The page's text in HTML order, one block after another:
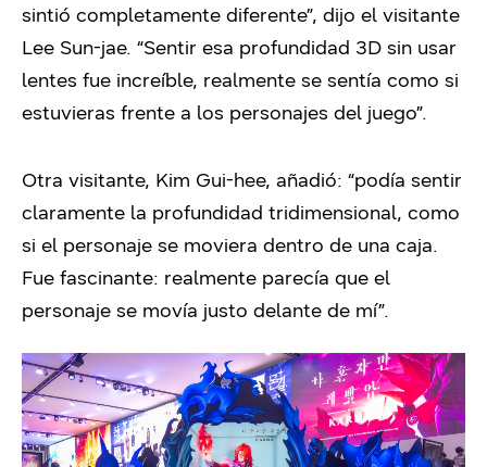
sintió completamente diferente”, dijo el visitante
Lee Sun-jae. “Sentir esa profundidad 3D sin usar
lentes fue increíble, realmente se sentía como si
estuvieras frente a los personajes del juego”.
Otra visitante, Kim Gui-hee, añadió: “podía sentir
claramente la profundidad tridimensional, como
si el personaje se moviera dentro de una caja.
Fue fascinante: realmente parecía que el
personaje se movía justo delante de mí”.